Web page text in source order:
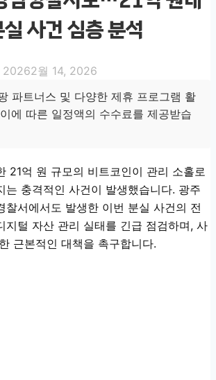
사건 심층 분석
20262월 14, 2026
파트너스 및 다양한 제휴 프로그램 활
에 따른 일정액의 수수료를 제공받습
21억 원 규모의 비트코인이 관리 소홀로
는 충격적인 사건이 발생했습니다. 광주
찰서에서도 발생한 이번 분실 사건의 전
지털 자산 관리 실태를 긴급 점검하며, 사
근본적인 대책을 촉구합니다.